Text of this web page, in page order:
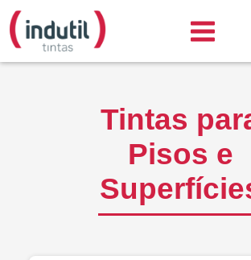
Tintas
Pisos e